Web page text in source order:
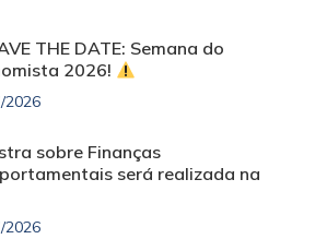
THE DATE: Semana do
2026!
2026
sobre Finanças
será realizada na
2026